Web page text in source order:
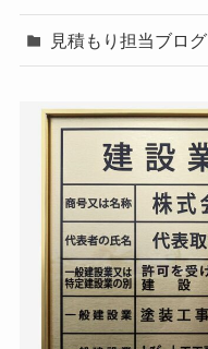
見積もり担当ブログ